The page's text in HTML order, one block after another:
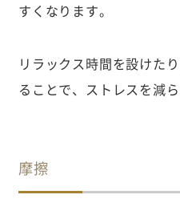
すくなります。
リラックス時間を設けた
ることで、ストレスを減
摩擦